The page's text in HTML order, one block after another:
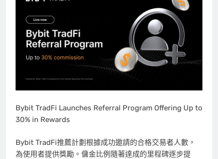
Bybit TradFi Launches Referral Program Offering Up to
30% in Rewards
Bybit TradFi推薦計劃根據成功邀請的合格交易者人數，
為使用者提供獎勵。傭金比例隨著達成的里程碑逐步提